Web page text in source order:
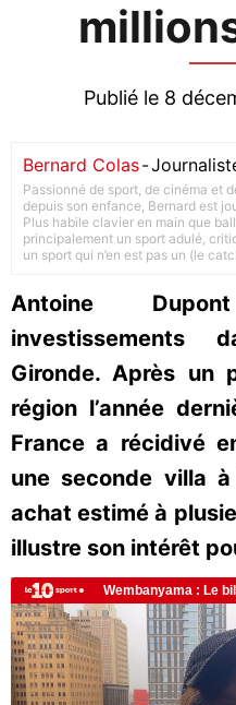
Publié le 8
Bernard Colas-
Passionné de sport, de cinéma et
depuis son enfance, Bernard est
Plus habile clavier en main que
principalement un sport adulé,
un sport qui n’en est pas un (le
Antoine
investissements
Gironde. Après un
région l’année
France a récidivé
une seconde villa
achat estimé à
illustre son intérêt